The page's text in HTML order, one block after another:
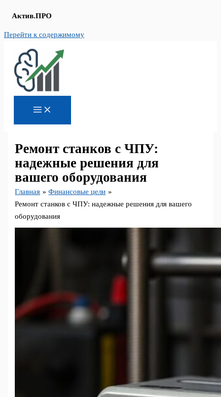
Актив.ПРО
Перейти к содержимому
Ремонт станков с ЧПУ:
надежные решения для
вашего оборудования
Главная
Финансовые цели
Ремонт станков с ЧПУ: надежные решения для вашего
оборудования